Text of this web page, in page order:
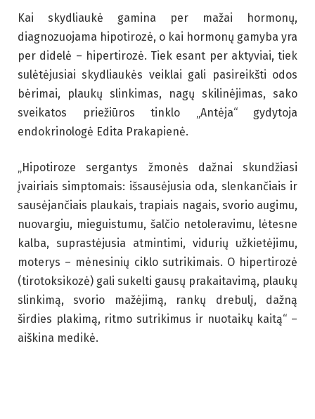
Kai skydliaukė gamina per mažai hormonų,
diagnozuojama hipotirozė, o kai hormonų gamyba yra
per didelė – hipertirozė. Tiek esant per aktyviai, tiek
sulėtėjusiai skydliaukės veiklai gali pasireikšti odos
bėrimai, plaukų slinkimas, nagų skilinėjimas, sako
sveikatos priežiūros tinklo „Antėja“ gydytoja
endokrinologė Edita Prakapienė.
„Hipotiroze sergantys žmonės dažnai skundžiasi
įvairiais simptomais: išsausėjusia oda, slenkančiais ir
sausėjančiais plaukais, trapiais nagais, svorio augimu,
nuovargiu, mieguistumu, šalčio netoleravimu, lėtesne
kalba, suprastėjusia atmintimi, vidurių užkietėjimu,
moterys – mėnesinių ciklo sutrikimais. O hipertirozė
(tirotoksikozė) gali sukelti gausų prakaitavimą, plaukų
slinkimą, svorio mažėjimą, rankų drebulį, dažną
širdies plakimą, ritmo sutrikimus ir nuotaikų kaitą“ –
aiškina medikė.